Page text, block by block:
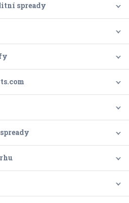
spready